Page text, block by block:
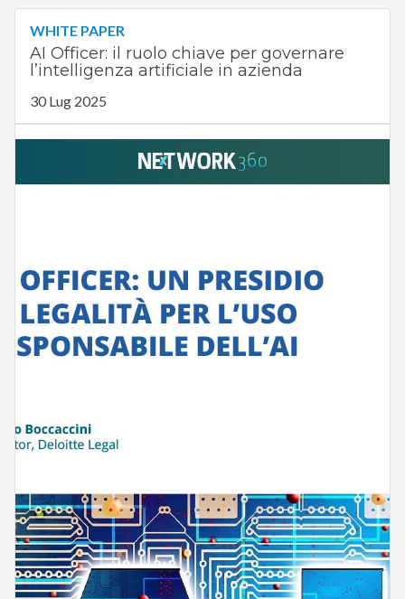
WHITE PAPER
AI Officer: il ruolo chiave per governare
l’intelligenza artificiale in azienda
30 Lug 2025